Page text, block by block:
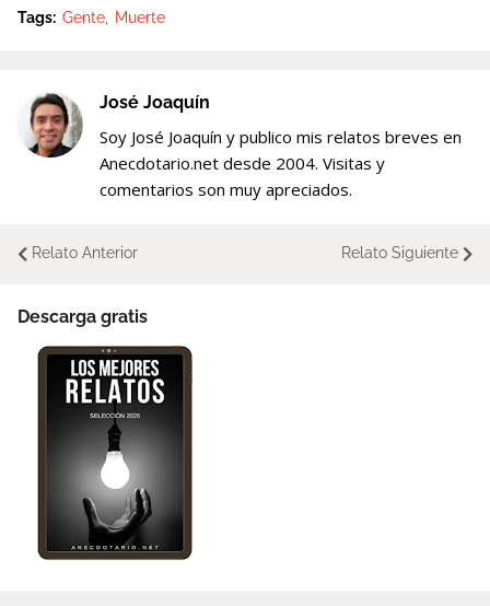
Tags: Gente Muerte
José Joaquín
Soy José Joaquín y publico mis relatos breves en
Anecdotario.net desde 2004. Visitas y
comentarios son muy apreciados.
Relato Anterior Relato Siguiente
Descarga gratis